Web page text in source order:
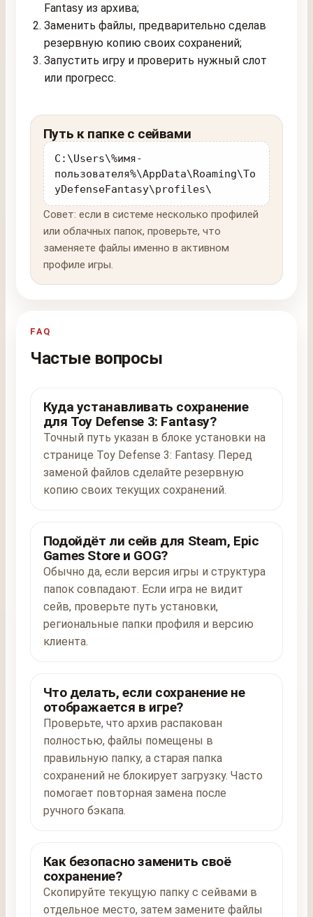
Fantasy из архива;
Заменить файлы, предварительно сделав
резервную копию своих сохранений;
Запустить игру и проверить нужный слот
или прогресс.
Путь к папке с сейвами
C:\Users\%имя-
пользователя%\AppData\Roaming\To
yDefenseFantasy\profiles\
Совет: если в системе несколько профилей
или облачных папок, проверьте, что
заменяете файлы именно в активном
профиле игры.
FAQ
Частые вопросы
Куда устанавливать сохранение
для Toy Defense 3: Fantasy?
Точный путь указан в блоке установки на
странице Toy Defense 3: Fantasy. Перед
заменой файлов сделайте резервную
копию своих текущих сохранений.
Подойдёт ли сейв для Steam, Epic
Games Store и GOG?
Обычно да, если версия игры и структура
папок совпадают. Если игра не видит
сейв, проверьте путь установки,
региональные папки профиля и версию
клиента.
Что делать, если сохранение не
отображается в игре?
Проверьте, что архив распакован
полностью, файлы помещены в
правильную папку, а старая папка
сохранений не блокирует загрузку. Часто
помогает повторная замена после
ручного бэкапа.
Как безопасно заменить своё
сохранение?
Скопируйте текущую папку с сейвами в
отдельное место, затем замените файлы